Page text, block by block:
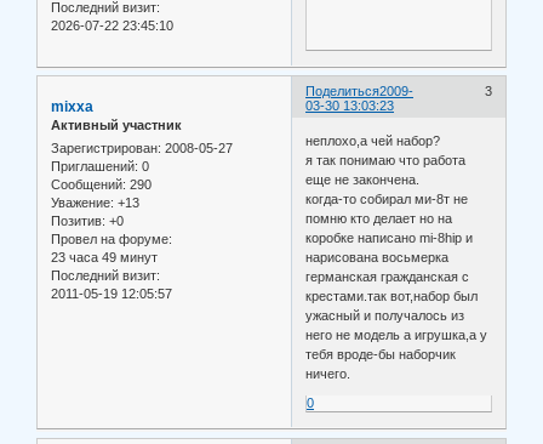
Последний визит:
2026-07-22 23:45:10
Поделиться 3
2009-
03-30 13:03:23
mixxa
Активный участник
Зарегистрирован: 2008-05-27
Приглашений: 0
Сообщений: 290
Уважение: +13
Позитив: +0
Провел на форуме:
23 часа 49 минут
Последний визит:
2011-05-19 12:05:57
неплохо,а чей набор?
я так понимаю что работа
еще не закончена.
когда-то собирал ми-8т не
помню кто делает но на
коробке написано mi-8hip и
нарисована восьмерка
германская гражданская с
крестами.так вот,набор был
ужасный и получалось из
него не модель а игрушка,а у
тебя вроде-бы наборчик
ничего.
0